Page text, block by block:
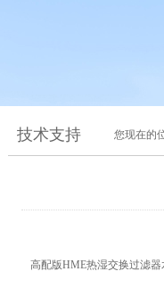
技术支持 您现在的
高配版HME热湿交换过滤